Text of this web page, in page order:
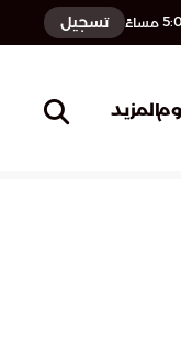
مساءً تسجيل
المزيد